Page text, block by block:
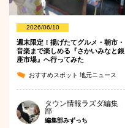
2026/06/10
週末限定！揚げたてグルメ・朝市・
音楽まで楽しめる『さかいみなと銀
座市場』へ行ってみた
おすすめスポット 地元ニュース
タウン情報ラズダ編集
部
編集部みずっち